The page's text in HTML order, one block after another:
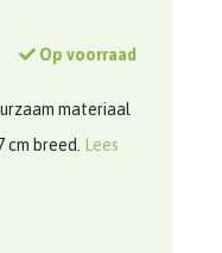
Op voorraad
materiaal
breed.
Lees